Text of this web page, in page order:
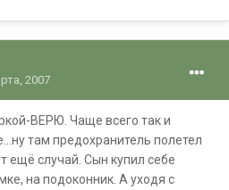
2007
ВЕРЮ. Чаще всего так и
там предохранитель полетел
ещё случай. Сын купил себе
на подоконник. А уходя с